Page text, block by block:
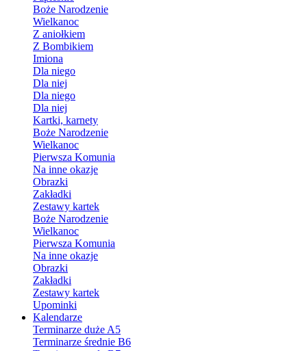
Boże Narodzenie
Wielkanoc
Z aniołkiem
Z Bombikiem
Imiona
Dla niego
Dla niej
Dla niego
Dla niej
Kartki, karnety
Boże Narodzenie
Wielkanoc
Pierwsza Komunia
Na inne okazje
Obrazki
Zakładki
Zestawy kartek
Boże Narodzenie
Wielkanoc
Pierwsza Komunia
Na inne okazje
Obrazki
Zakładki
Zestawy kartek
Upominki
Kalendarze
Terminarze duże A5
Terminarze średnie B6